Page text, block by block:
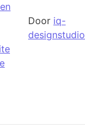
Door iq-
designstudio